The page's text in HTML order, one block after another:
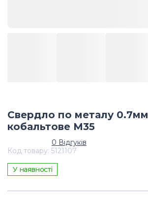
Свердло по металу 0.7мм
кобальтове М35
0 Відгуків
Код товару: 5121107
У наявності